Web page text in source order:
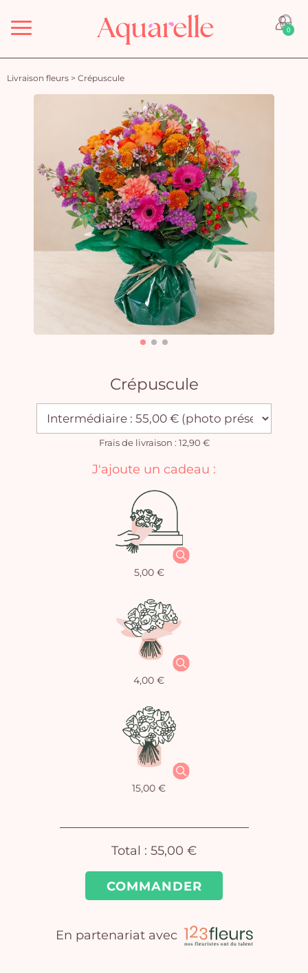
Menu 0
Livraison fleurs > Crépuscule
Crépuscule
Frais de livraison : 12,90 €
COMMANDER
J'ajoute un cadeau :
5,00 €
4,00 €
15,00 €
Total : 55,00 €
En partenariat avec